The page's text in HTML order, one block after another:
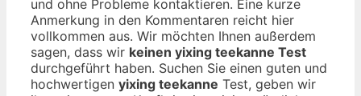
und ohne Probleme kontaktieren. Eine kurze
Anmerkung in den Kommentaren reicht hier
vollkommen aus. Wir möchten Ihnen außerdem
sagen, dass wir keinen yixing teekanne Test
durchgeführt haben. Suchen Sie einen guten und
hochwertigen yixing teekanne Test, geben wir